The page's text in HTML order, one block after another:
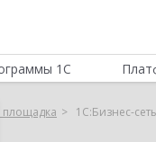
1С
площадка 1С:Бизнес-